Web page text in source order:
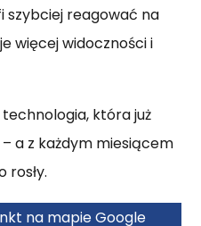
reagować na
więcej widoczności i
która już
a z każdym miesiącem
rosły.
na mapie Google